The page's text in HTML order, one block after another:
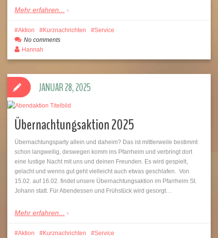
Mehr erfahren...
Aktion Kurznachrichten
Service
No comments
Hannah
Übernachtungsaktion 2025
Übernachtungsparty allein und daheim? Das ist mittlerweile bestimmt
schon langweilig, deswegen komm ins Pfarrheim und verbringt dort
eine lustige Nacht mit uns und deinen Freunden. Es wird gespielt,
gelacht und wenns gut geht vielleicht auch etwas geschlafen. Von
15.02. auf 16.02. findet unsere Übernachtungsaktion im Pfarrheim St.
Johann statt. Für Abendessen und Frühstück wird gesorgt…
Mehr erfahren...
JANUAR 28, 2025
Aktion Kurznachrichten
Service